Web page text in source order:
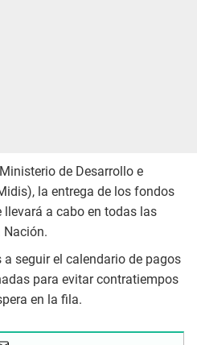
de Desarrollo e
la entrega de los fondos
a cabo en todas las
Nación.
seguir el calendario de pagos
para evitar contratiempos
en la fila.